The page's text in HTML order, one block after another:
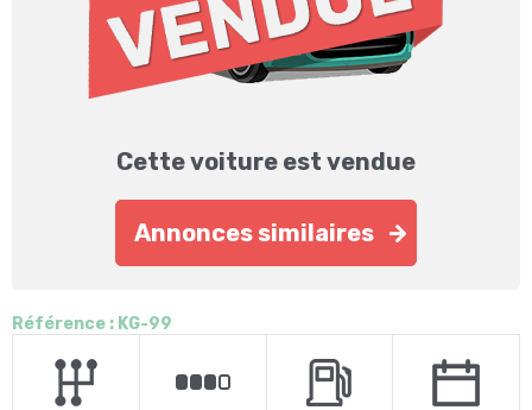
Cette voiture est vendue
Annonces similaires
Référence : KG-99